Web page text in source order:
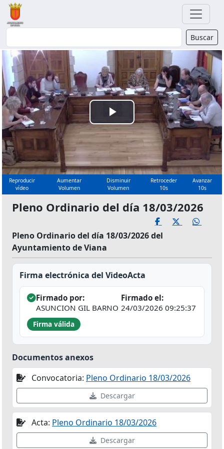
Buscador Buscar
Reproducir
Vídeo
Reproducir
vídeo
Aumentar
Volumen
Disminuir
Volumen
Retroceder
10s
Avanzar
10s
Pleno Ordinario del día 18/03/2026
Pleno Ordinario del día 18/03/2026 del
Ayuntamiento de Viana
Firma electrónica del VideoActa
Firmado por:
ASUNCION GIL BARNO
Firmado el:
24/03/2026 09:25:37
Firma válida
Documentos anexos
Convocatoria: Pleno Ordinario 18/03/2026
Descargar
Acta: Pleno Ordinario 18/03/2026
Descargar